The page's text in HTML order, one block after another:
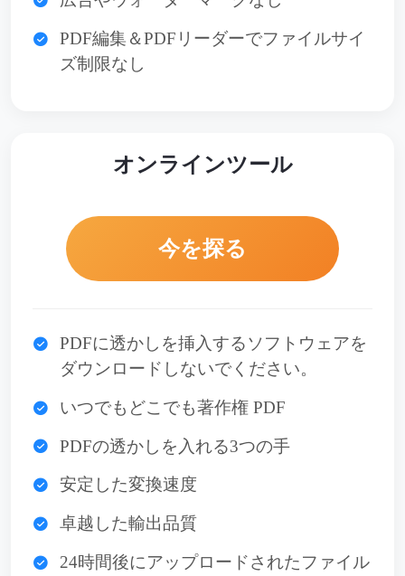
PDF編集＆PDFリーダーでファイルサイ
ズ制限なし
オンラインツール
今を探る
PDFに透かしを挿入するソフトウェアを
ダウンロードしないでください。
いつでもどこでも著作権 PDF
PDFの透かしを入れる3つの手
安定した変換速度
卓越した輸出品質
24時間後にアップロードされたファイル